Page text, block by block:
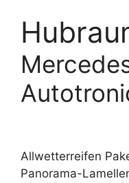
Allwetterreifen
Panorama-